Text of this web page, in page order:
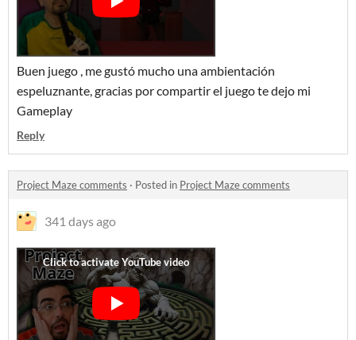
Buen juego , me gustó mucho una ambientación
espeluznante, gracias por compartir el juego te dejo mi
Gameplay
Reply
Project Maze comments · Posted in Project Maze comments
341 days ago